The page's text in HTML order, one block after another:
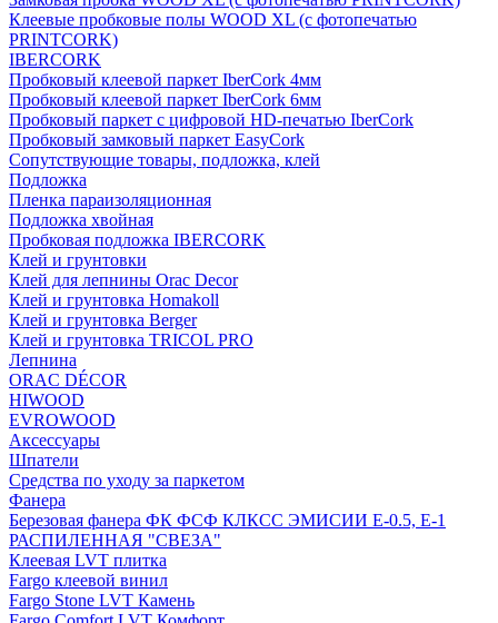
Клеевые пробковые полы WOOD XL (с фотопечатью
PRINTCORK)
IBERCORK
Пробковый клеевой паркет IberCork 4мм
Пробковый клеевой паркет IberCork 6мм
Пробковый паркет с цифровой HD-печатью IberCork
Пробковый замковый паркет EasyCork
Сопутствующие товары, подложка, клей
Подложка
Пленка параизоляционная
Подложка хвойная
Пробковая подложка IBERCORK
Клей и грунтовки
Клей для лепнины Orac Decor
Клей и грунтовка Homakoll
Клей и грунтовка Berger
Клей и грунтовка TRICOL PRO
Лепнина
ORAC DÉCOR
HIWOOD
EVROWOOD
Аксессуары
Шпатели
Средства по уходу за паркетом
Фанера
Березовая фанера ФК ФСФ КЛКСС ЭМИСИИ Е-0.5, Е-1
РАСПИЛЕННАЯ "СВЕЗА"
Клеевая LVT плитка
Fargo клеевой винил
Fargo Stone LVT Камень